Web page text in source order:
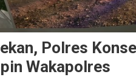
Polres
Wakapolres